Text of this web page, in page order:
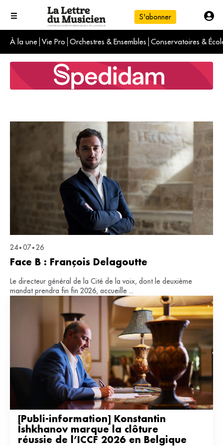
S'abonner
À la une Vie Pro Orchestres & Ensembles Conservatoires &
L'info du jour
Le numéro du mois
International
24 • 07 • 26
Face B : François Delagoutte
Le directeur général de la Cité de la voix, dont le deuxième
mandat prendra fin fin 2026, accueille ...
[Publi-information] Konstantin
Ishkhanov marque la clôture
réussie de l’ICCF 2026 en Belgique